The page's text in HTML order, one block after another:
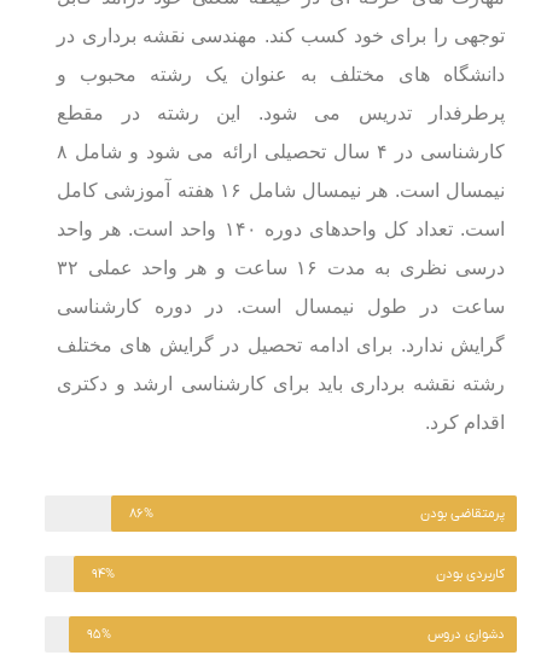
توجهی را برای خود کسب کند. مهندسی نقشه برداری در
دانشگاه های مختلف به عنوان یک رشته محبوب و
پرطرفدار تدریس می شود. این رشته در مقطع
کارشناسی در ۴ سال تحصیلی ارائه می شود و شامل ۸
نیمسال است.
هر نیمسال شامل ۱۶ هفته آموزشی کامل
است. تعداد کل واحدهای دوره ۱۴۰ واحد است. هر واحد
درسی نظری به مدت ۱۶ ساعت و هر واحد عملی ۳۲
ساعت در طول نیمسال است. در دوره کارشناسی
گرایش ندارد. برای ادامه تحصیل در گرایش های مختلف
رشته نقشه برداری باید برای کارشناسی ارشد و دکتری
اقدام کرد.
پرمتقاضی بودن ۸۶%
کاربردی بودن ۹۴%
دشواری دروس ۹۵%